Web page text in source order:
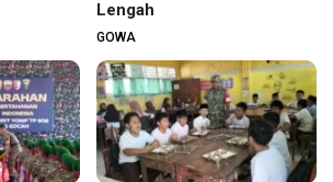
Lengah
GOWA